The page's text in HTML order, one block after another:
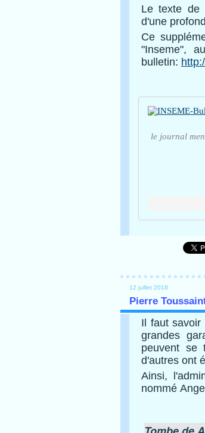
Le texte de
d'une
Ce
"Inseme",
bulletin:
le journal
12 juillet 2018
Pierre
Il faut savoir
grandes
peuvent se
d'autres ont
Ainsi,
nommé